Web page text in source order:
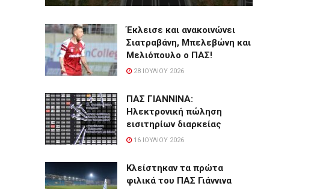
Έκλεισε και ανακοινώνει
Σιατραβάνη, Μπελεβώνη και
Μελιόπουλο ο ΠΑΣ!
28 ΙΟΥΛΊΟΥ 2026
ΠΑΣ ΓΙΑΝΝΙΝΑ:
Hλεκτρονική πώληση
εισιτηρίων διαρκείας
16 ΙΟΥΛΊΟΥ 2026
Κλείστηκαν τα πρώτα
φιλικά του ΠΑΣ Γιάννινα